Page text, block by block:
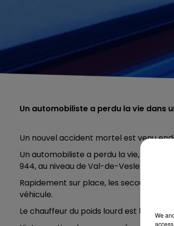
Un automobiliste a perdu la vie dans
Un nouvel accident mortel est venu
Un automobiliste a perdu la vie, ce
944, au niveau de Val-de-Vesle entre
Rapidement sur place, les secours
véhicule.
Le chauffeur du poids lourd est blessé.
We